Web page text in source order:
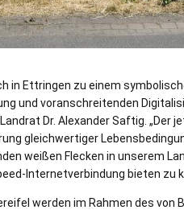
in Ettringen zu einem
und voranschreitenden
Dr. Alexander Saftig.
gleichwertiger
weißen Flecken in unserem
Internetverbindung bieten zu
werden im Rahmen des